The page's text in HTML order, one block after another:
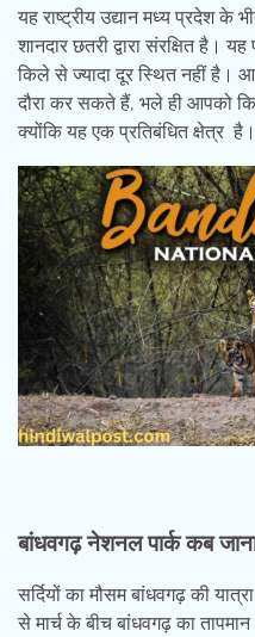
यह राष्ट्रीय उद्यान मध्य प्रदेश के
शानदार छतरी द्वारा संरक्षित है।
किले से ज्यादा दूर स्थित नहीं है।
दौरा कर सकते हैं, भले ही आपको
क्योंकि यह एक प्रतिबंधित क्षेत्र है।
बांधवगढ़ नेशनल पार्क कब
सर्दियों का मौसम बांधवगढ़ की
से मार्च के बीच बांधवगढ़ का